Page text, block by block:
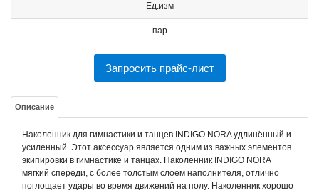
Ед.изм
пар
Запросить прайс-лист
Описание
Наколенник для гимнастики и танцев INDIGO NORA удлинённый и
усиленный. Этот аксессуар является одним из важных элементов
экипировки в гимнастике и танцах. Наколенник INDIGO NORA
мягкий спереди, с более толстым слоем наполнителя, отлично
поглощает удары во время движений на полу. Наколенник хорошо